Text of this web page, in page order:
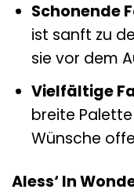
Schonende
ist sanft zu
sie vor dem
Vielfältige
breite
Wünsche
Aless‘ In